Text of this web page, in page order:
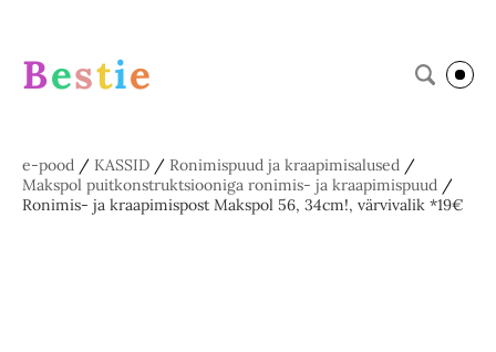
Bestie
e-pood / KASSID / Ronimispuud ja kraapimisalused /
Makspol puitkonstruktsiooniga ronimis- ja kraapimispuud /
Ronimis- ja kraapimispost Makspol 56, 34cm!, värvivalik *19€